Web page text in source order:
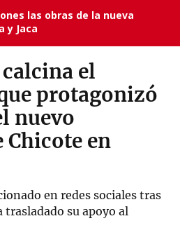
las obras de la nueva
y Jaca
el
protagonizó
nuevo
Chicote en
en redes sociales tras
trasladado su apoyo al